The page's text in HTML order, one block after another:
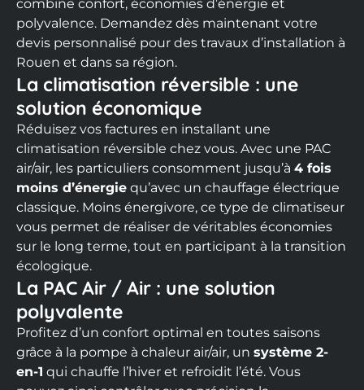
combine confort, économies d’énergie et
polyvalence. Demandez dès maintenant votre
devis personnalisé pour des travaux d’installation à
Rouen et dans sa région.
La climatisation réversible : une
solution économique
Réduisez vos factures en installant une
climatisation réversible chez vous. Avec une PAC
air/air, les particuliers consomment jusqu’à 4 fois
moins d’énergie qu’avec un chauffage électrique
classique. Moins énergivore, ce type de climatiseur
vous permet de réaliser de véritables économies
sur le long terme, tout en participant à la transition
écologique.
La PAC Air / Air : une solution
polyvalente
Profitez d’un confort optimal en toutes saisons
grâce à la pompe à chaleur air/air, un système 2-
en-1 qui chauffe l’hiver et refroidit l’été. Vous